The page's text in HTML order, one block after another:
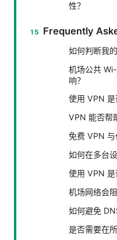
性？
Frequently
如何判断我
机场公共
响？
使用 VPN 是
VPN 能否帮
免费 VPN 与
如何在多台
使用 VPN 是
机场网络会
如何避免
是否需要在